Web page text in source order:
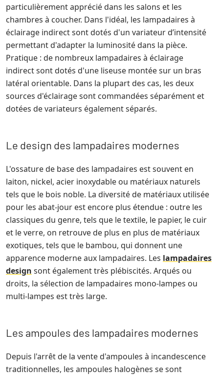
particulièrement apprécié dans les salons et les
chambres à coucher. Dans l'idéal, les lampadaires à
éclairage indirect sont dotés d'un variateur d’intensité
permettant d'adapter la luminosité dans la pièce.
Pratique : de nombreux lampadaires à éclairage
indirect sont dotés d'une liseuse montée sur un bras
latéral orientable. Dans la plupart des cas, les deux
sources d'éclairage sont commandées séparément et
dotées de variateurs également séparés.
Le design des lampadaires modernes
L'ossature de base des lampadaires est souvent en
laiton, nickel, acier inoxydable ou matériaux naturels
tels que le bois noble. La diversité de matériaux utilisée
pour les abat-jour est encore plus étendue : outre les
classiques du genre, tels que le textile, le papier, le cuir
et le verre, on retrouve de plus en plus de matériaux
exotiques, tels que le bambou, qui donnent une
apparence moderne aux lampadaires. Les lampadaires
design sont également très plébiscités. Arqués ou
droits, la sélection de lampadaires mono-lampes ou
multi-lampes est très large.
Les ampoules des lampadaires modernes
Depuis l'arrêt de la vente d'ampoules à incandescence
traditionnelles, les ampoules halogènes se sont